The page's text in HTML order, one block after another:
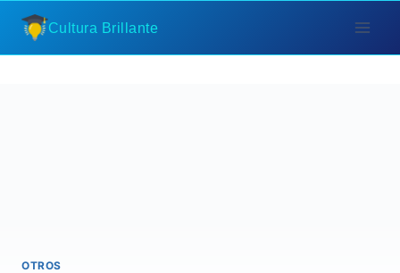
Saltar
contenido
Cultura Brillante
OTROS